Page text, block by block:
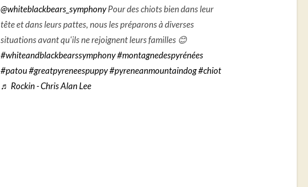
@whiteblackbears_symphonyPour des chiots bien dans leur
tête et dans leurs pattes, nous les préparons à diverses
situations avant qu'ils ne rejoignent leurs familles 😊
#whiteandblackbearssymphony#montagnedespyrénées
#patou#greatpyreneespuppy#pyreneanmountaindog#chiot
♬ Rockin - Chris Alan Lee